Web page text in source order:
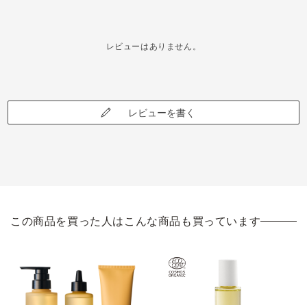
レビューはありません。
レビューを書く
この商品を買った人はこんな商品も買っています